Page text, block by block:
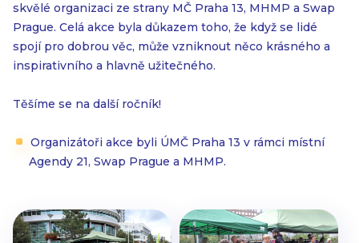
skvělé organizaci ze strany MČ Praha 13, MHMP a Swap
Prague. Celá akce byla důkazem toho, že když se lidé
spojí pro dobrou věc, může vzniknout něco krásného a
inspirativního a hlavně užitečného.
Těšíme se na další ročník!
Organizátoři akce byli ÚMČ Praha 13 v rámci místní
Agendy 21, Swap Prague a MHMP.